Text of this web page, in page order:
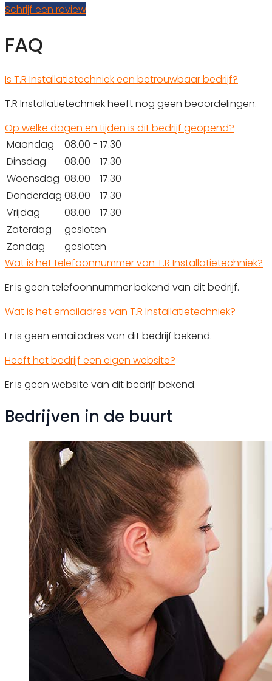
Schrijf een review
FAQ
Is T.R Installatietechniek een betrouwbaar bedrijf?
T.R Installatietechniek heeft nog geen beoordelingen.
Op welke dagen en tijden is dit bedrijf geopend?
Maandag
08.00 - 17.30
Dinsdag
08.00 - 17.30
Woensdag 08.00 - 17.30
Donderdag 08.00 - 17.30
Vrijdag
08.00 - 17.30
Zaterdag
gesloten
Zondag
gesloten
Wat is het telefoonnummer van T.R Installatietechniek?
Er is geen telefoonnummer bekend van dit bedrijf.
Wat is het emailadres van T.R Installatietechniek?
Er is geen emailadres van dit bedrijf bekend.
Heeft het bedrijf een eigen website?
Er is geen website van dit bedrijf bekend.
Bedrijven in de buurt